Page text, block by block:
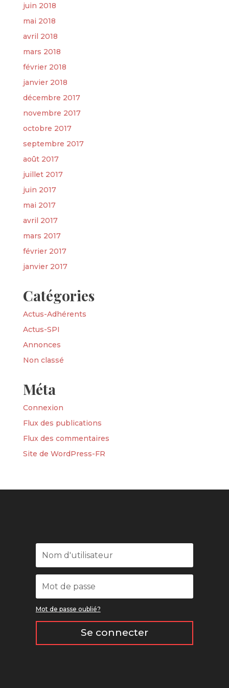
juin 2018
mai 2018
avril 2018
mars 2018
février 2018
janvier 2018
décembre 2017
novembre 2017
octobre 2017
septembre 2017
août 2017
juillet 2017
juin 2017
mai 2017
avril 2017
mars 2017
février 2017
janvier 2017
Catégories
Actus-Adhérents
Actus-SPI
Annonces
Non classé
Méta
Connexion
Flux des publications
Flux des commentaires
Site de WordPress-FR
Mot de passe oublié?
Se connecter